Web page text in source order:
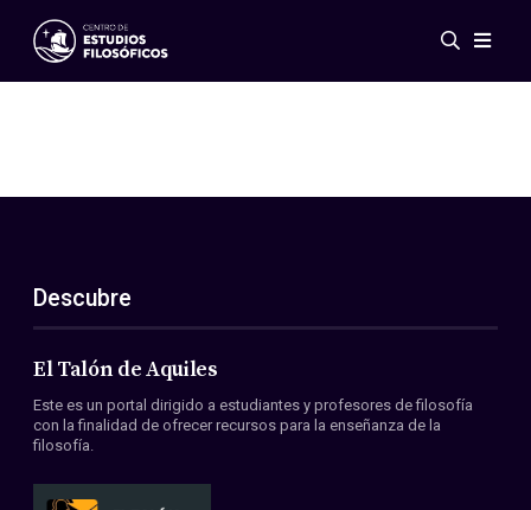
Eventos
ES
EN
Acerca de nosotros
Miembros
Convenios
Descubre
El Talón de Aquiles
Este es un portal dirigido a estudiantes y profesores de filosofía
con la finalidad de ofrecer recursos para la enseñanza de la
filosofía.